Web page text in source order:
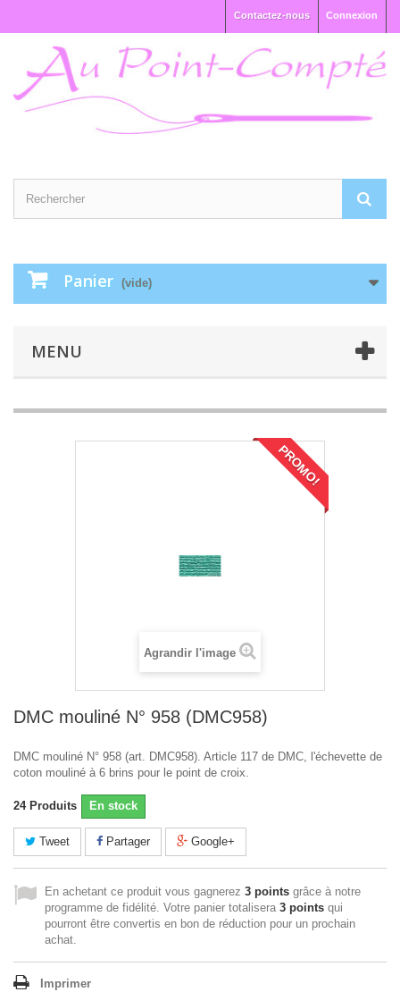
Connexion
Contactez-nous
Panier (vide)
MENU
PROMO!
Agrandir l'image
DMC mouliné N° 958 (DMC958)
DMC mouliné N° 958 (art. DMC958). Article 117 de DMC, l'échevette de
coton mouliné à 6 brins pour le point de croix.
24 Produits En stock
Tweet Partager Google+
En achetant ce produit vous gagnerez 3 points grâce à notre
programme de fidélité. Votre panier totalisera 3 points qui
pourront être convertis en bon de réduction pour un prochain
achat.
Imprimer